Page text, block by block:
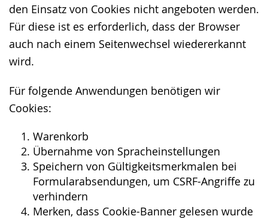
den Einsatz von Cookies nicht angeboten werden.
Für diese ist es erforderlich, dass der Browser
auch nach einem Seitenwechsel wiedererkannt
wird.
Für folgende Anwendungen benötigen wir
Cookies:
Warenkorb
Übernahme von Spracheinstellungen
Speichern von Gültigkeitsmerkmalen bei
Formularabsendungen, um CSRF-Angriffe zu
verhindern
Merken, dass Cookie-Banner gelesen wurde